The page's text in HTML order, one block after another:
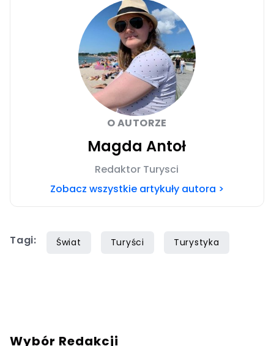
O AUTORZE
Magda Antoł
Redaktor Turysci
Zobacz wszystkie artykuły autora >
Tagi: Świat Turyści Turystyka
Wybór Redakcji